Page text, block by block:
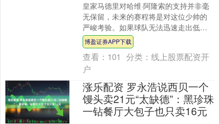
皇家马德里对哈维·阿隆索的支持并非毫
无保留，未来的赛程将是对这位少帅的
严峻考验。如果球队无法迅速走出低
谷，重回胜轨，外界的质疑声浪终将冲
击俱乐部内部。阿隆索能否....
博盈证券APP下载
查看： 101 分类：线上股票配资开
户
涨乐配资 罗永浩说西贝一个
馒头卖21元“太缺德”：黑珍珠
一钻餐厅大包子也只卖16元